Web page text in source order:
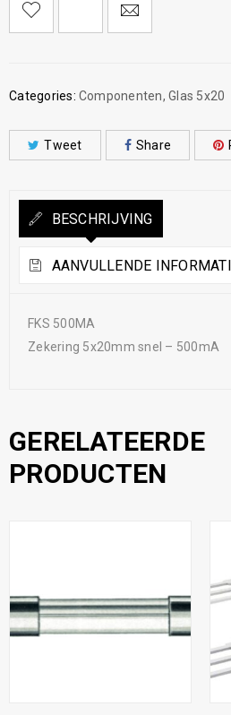
Categories: Componenten, Glas 5x20
Tweet Share
BESCHRIJVING
AANVULLENDE
FKS 500MA
Zekering 5x20mm snel – 500mA
GERELATEERDE
PRODUCTEN